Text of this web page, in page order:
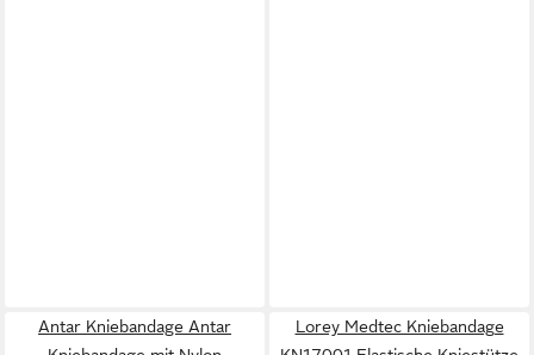
Antar Kniebandage Antar
Lorey Medtec Kniebandage